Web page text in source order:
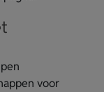
voor